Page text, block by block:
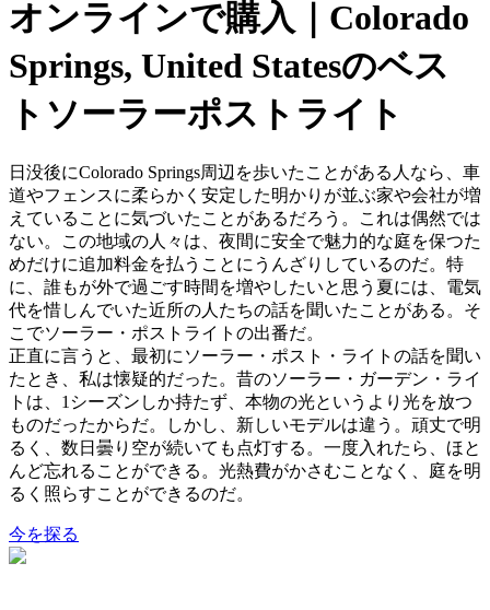
オンラインで購入｜Colorado
Springs, United Statesのベス
トソーラーポストライト
日没後にColorado Springs周辺を歩いたことがある人なら、車
道やフェンスに柔らかく安定した明かりが並ぶ家や会社が増
えていることに気づいたことがあるだろう。これは偶然では
ない。この地域の人々は、夜間に安全で魅力的な庭を保つた
めだけに追加料金を払うことにうんざりしているのだ。特
に、誰もが外で過ごす時間を増やしたいと思う夏には、電気
代を惜しんでいた近所の人たちの話を聞いたことがある。そ
こでソーラー・ポストライトの出番だ。
正直に言うと、最初にソーラー・ポスト・ライトの話を聞い
たとき、私は懐疑的だった。昔のソーラー・ガーデン・ライ
トは、1シーズンしか持たず、本物の光というより光を放つ
ものだったからだ。しかし、新しいモデルは違う。頑丈で明
るく、数日曇り空が続いても点灯する。一度入れたら、ほと
んど忘れることができる。光熱費がかさむことなく、庭を明
るく照らすことができるのだ。
今を探る